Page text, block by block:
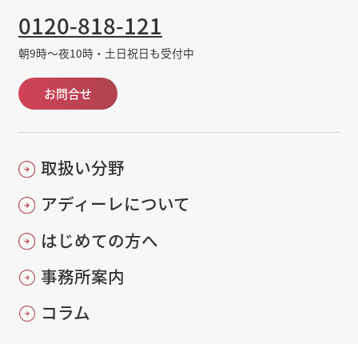
0120-818-121
朝9時～夜10時・土日祝日も受付中
お問合せ
取扱い分野
アディーレについて
はじめての方へ
事務所案内
コラム